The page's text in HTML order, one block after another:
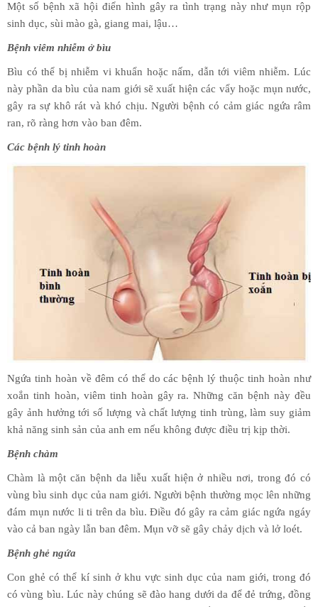
Một số bệnh xã hội điển hình gây ra tình trạng này như mụn rộp
sinh dục, sùi mào gà, giang mai, lậu…
Bệnh viêm nhiễm ở bìu
Bìu có thể bị nhiễm vi khuẩn hoặc nấm, dẫn tới viêm nhiễm. Lúc
này phần da bìu của nam giới sẽ xuất hiện các vẩy hoặc mụn nước,
gây ra sự khô rát và khó chịu. Người bệnh có cảm giác ngứa râm
ran, rõ ràng hơn vào ban đêm.
Các bệnh lý tinh hoàn
Ngứa tinh hoàn về đêm có thể do các bệnh lý thuộc tinh hoàn như
xoắn tinh hoàn, viêm tinh hoàn gây ra. Những căn bệnh này đều
gây ảnh hưởng tới số lượng và chất lượng tinh trùng, làm suy giảm
khả năng sinh sản của anh em nếu không được điều trị kịp thời.
Bệnh chàm
Chàm là một căn bệnh da liễu xuất hiện ở nhiều nơi, trong đó có
vùng bìu sinh dục của nam giới. Người bệnh thường mọc lên những
đám mụn nước li ti trên da bìu. Điều đó gây ra cảm giác ngứa ngáy
vào cả ban ngày lẫn ban đêm. Mụn vỡ sẽ gây chảy dịch và lở loét.
Bệnh ghẻ ngứa​
Con ghẻ có thể kí sinh ở khu vực sinh dục của nam giới, trong đó
có vùng bìu. Lúc này chúng sẽ đào hang dưới da để đẻ trứng, đồng